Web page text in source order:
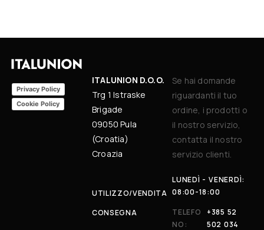
Privacy Policy
Cookie Policy
ITALUNION D.O.O.
Trg 1 Istraske
Brigade
09050 Pula
(Croatia)
Croazia
UTILIZZO/VENDITA
CONSEGNA
Se hai domande
riguardanti il tuo
ordine, i prodotti o
il nostro servizio,
contatta il nostro
servizio clienti.
LUNEDÌ - VENERDÌ:
08:00-18:00
TELEFO
NO:
+385 52
502 034